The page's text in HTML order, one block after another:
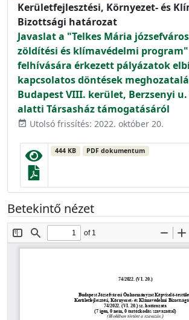
Kerületfejlesztési, Környezet- és
Bizottsági határozat
Javaslat a "Telkes Mária
zöldítési és klímavédelmi
felhívására érkezett pályázatok
kapcsolatos döntések
Budapest VIII. kerület, Berzsenyi u.
alatti Társasház támogatásáról
event_available Utolsó frissítés: 2022. október 20.
444 KB PDF dokumentum
Betekintő nézet